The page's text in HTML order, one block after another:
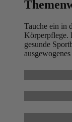
Tauche ein in
Körperpflege.
gesunde